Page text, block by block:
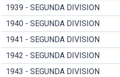
1939 - SEGUNDA DIVISION
1940 - SEGUNDA DIVISION
1941 - SEGUNDA DIVISION
1942 - SEGUNDA DIVISION
1943 - SEGUNDA DIVISION